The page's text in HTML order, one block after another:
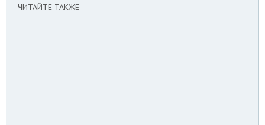
ЧИТАЙТЕ ТАКЖЕ